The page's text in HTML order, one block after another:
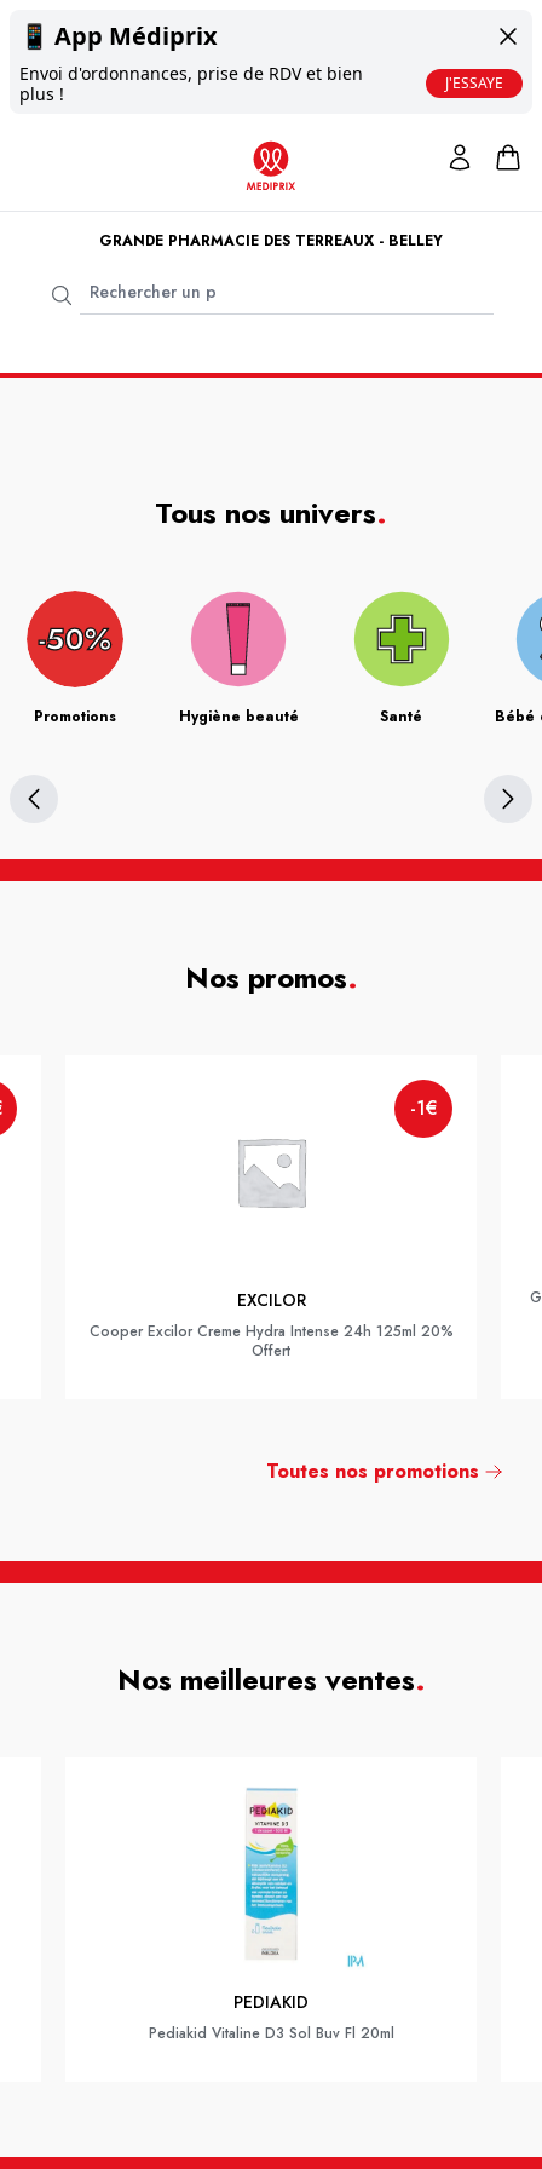
📱 App Médiprix
Envoi d'ordonnances, prise de RDV et bien
plus !
J'ESSAYE
GRANDE PHARMACIE DES TERREAUX - BELLEY
Tous nos univers.
Promotions Hygiène beauté Santé Bébé
Nos promos.
-1€
EXCILOR
Cooper Excilor Creme Hydra Intense 24h 125ml 20%
Offert
Toutes nos promotions
Nos meilleures ventes.
PEDIAKID
Pediakid Vitaline D3 Sol Buv Fl 20ml